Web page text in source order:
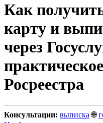
Как
карту и
через
Росреестра
Консультации: выписка🌐